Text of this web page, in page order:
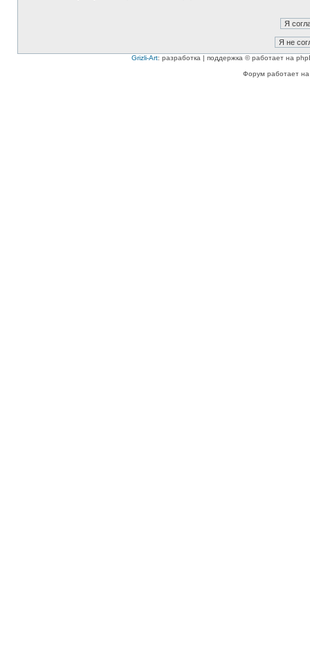
Grizli-Art: разработка | поддержка © работает на
Форум работает